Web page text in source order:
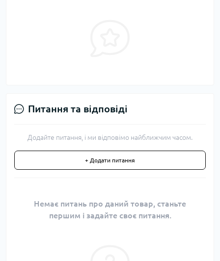
Питання та відповіді
Додайте питання, і ми відповімо найближчим часом.
+ Додати питання
Немає питань про даний товар, станьте
першим і задайте своє питання.